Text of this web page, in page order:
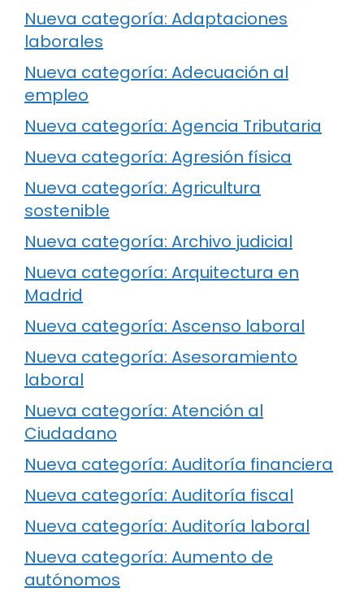
Nueva categoría: Adaptaciones
laborales
Nueva categoría: Adecuación al
empleo
Nueva categoría: Agencia Tributaria
Nueva categoría: Agresión física
Nueva categoría: Agricultura
sostenible
Nueva categoría: Archivo judicial
Nueva categoría: Arquitectura en
Madrid
Nueva categoría: Ascenso laboral
Nueva categoría: Asesoramiento
laboral
Nueva categoría: Atención al
Ciudadano
Nueva categoría: Auditoría financiera
Nueva categoría: Auditoría fiscal
Nueva categoría: Auditoría laboral
Nueva categoría: Aumento de
autónomos